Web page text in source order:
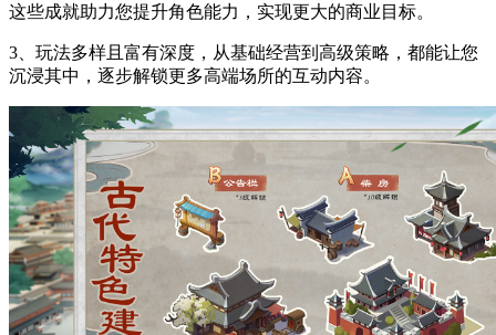
这些成就助力您提升角色能力，实现更大的商业目标。
3、玩法多样且富有深度，从基础经营到高级策略，都能让您
沉浸其中，逐步解锁更多高端场所的互动内容。